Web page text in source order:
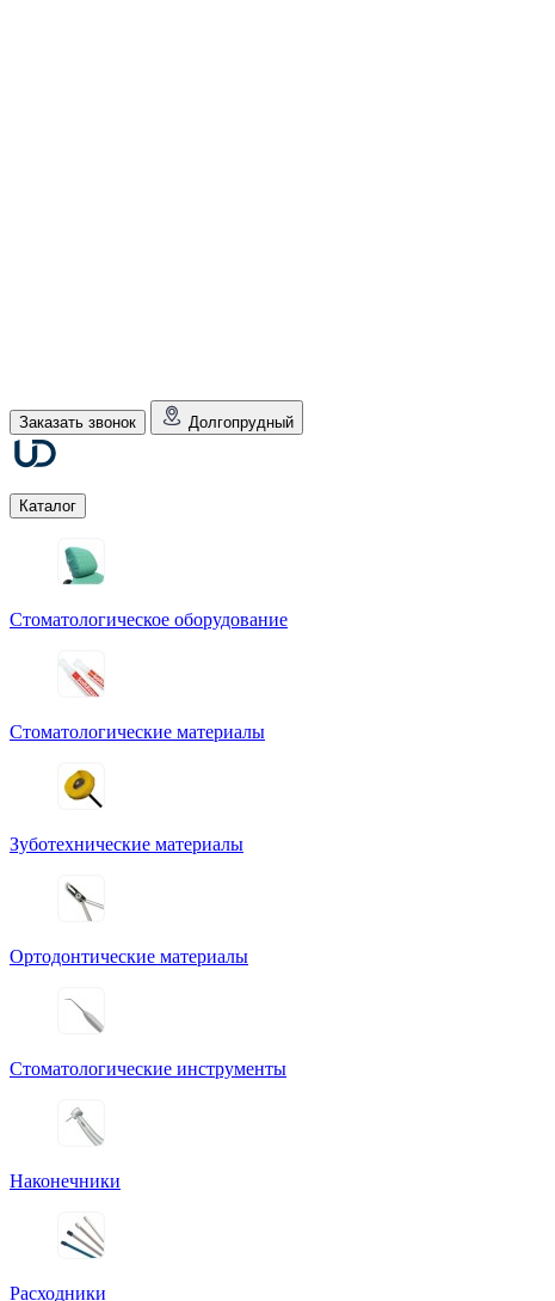
Заказать звонок Долгопрудный
Каталог
Стоматологическое оборудование
Стоматологические материалы
Зуботехнические материалы
Ортодонтические материалы
Стоматологические инструменты
Наконечники
Расходники